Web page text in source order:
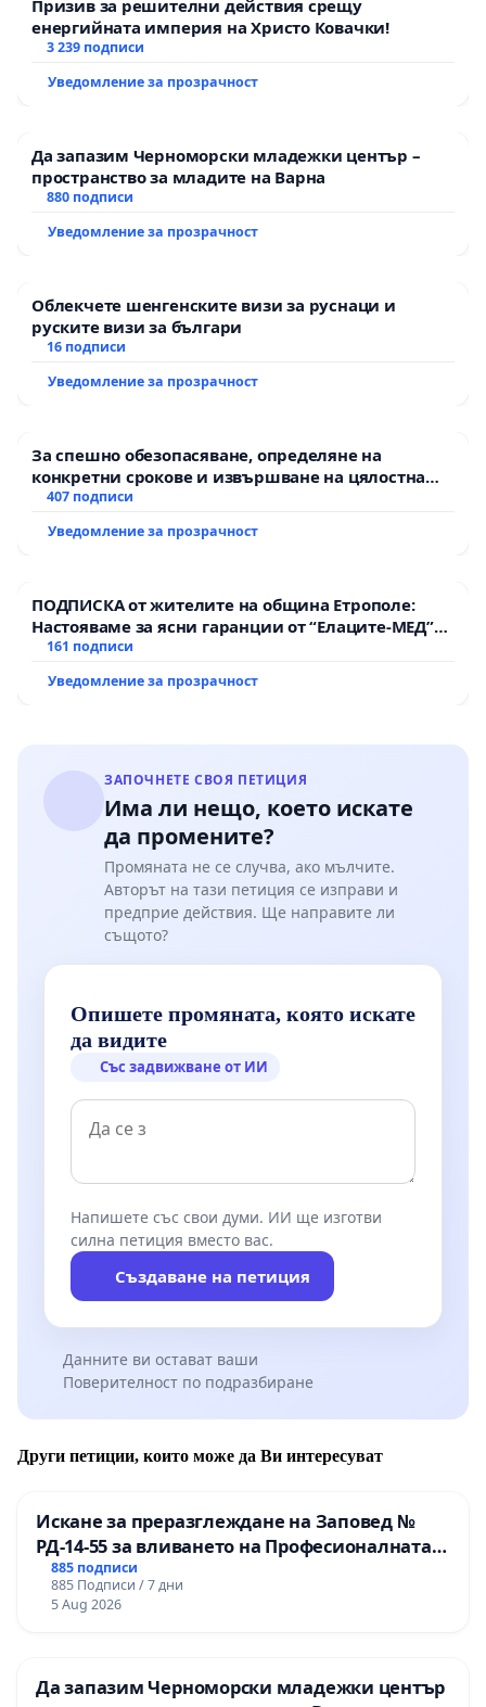
Призив за решителни действия срещу
енергийната империя на Христо Ковачки!
3 239 подписи
Уведомление за прозрачност
Да запазим Черноморски младежки център –
пространство за младите на Варна
880 подписи
Уведомление за прозрачност
Облекчете шенгенските визи за руснаци и
руските визи за българи
16 подписи
Уведомление за прозрачност
За спешно обезопасяване, определяне на
конкретни срокове и извършване на цялостна
рехабилитация на републиканския път между
Мирово - к.к. Момин проход
407 подписи
Уведомление за прозрачност
ПОДПИСКА от жителите на община Етрополе:
Настояваме за ясни гаранции от “Елаците-МЕД”
АД и от държавата, че ще се изпълнят всички
161 подписи
Уведомление за прозрачност
ЗАПОЧНЕТЕ СВОЯ ПЕТИЦИЯ
Има ли нещо, което искате
да промените?
Промяната не се случва, ако мълчите.
Авторът на тази петиция се изправи и
предприе действия. Ще направите ли
същото?
Опишете промяната, която искате
да видите
Със задвижване от ИИ
Напишете със свои думи. ИИ ще изготви
силна петиция вместо вас.
Създаване на петиция
Данните ви остават ваши
Поверителност по подразбиране
Други петиции, които може да Ви интересуват
Искане за преразглеждане на Заповед №
РД-14-55 за вливането на Професионалната
гимназия по промишлени технологии в
Професионалната гимназия по икономика и
мениджмънт – гр. Пазарджик
885 подписи
885 Подписи / 7 дни
5 Aug 2026
Да запазим Черноморски младежки център